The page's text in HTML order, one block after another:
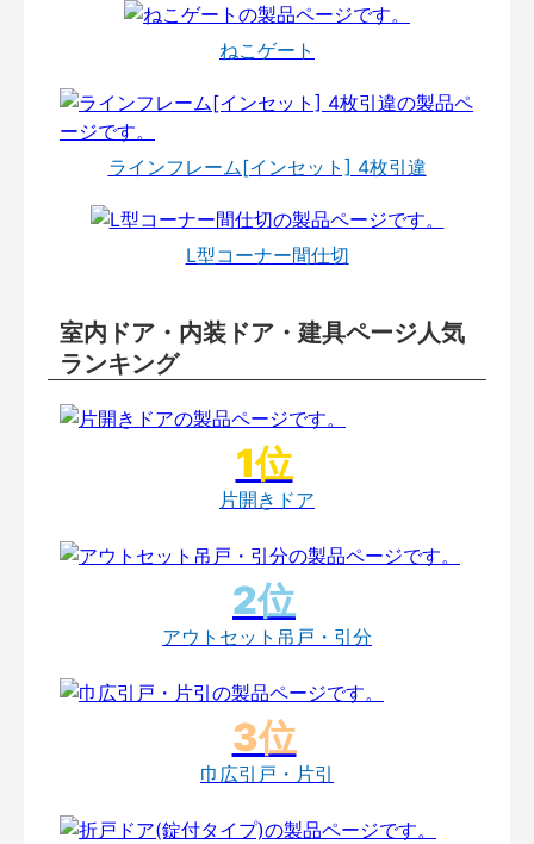
ねこゲート
ラインフレーム[インセット] 4枚引違
L型コーナー間仕切
室内ドア・内装ドア・建具ページ人気
ランキング
片開きドア
アウトセット吊戸・引分
巾広引戸・片引